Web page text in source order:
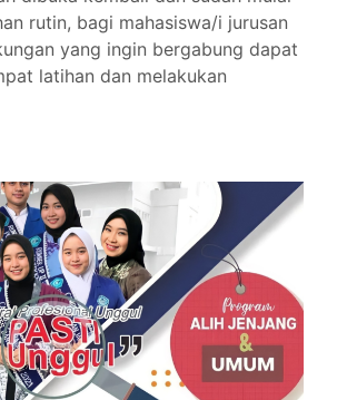
rutin, bagi mahasiswa/i jurusan
yang ingin bergabung dapat
latihan dan melakukan